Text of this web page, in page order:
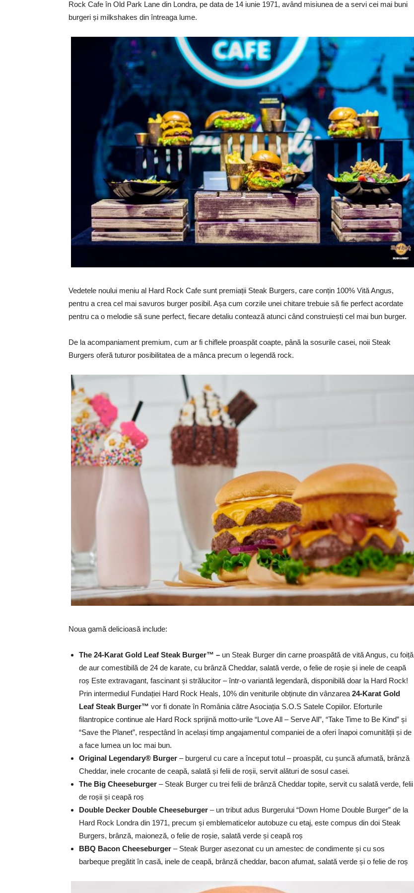
Rock Cafe în Old Park Lane din Londra, pe data de 14 iunie 1971, având misiunea de a servi cei mai buni
burgeri și milkshakes din întreaga lume.
Vedetele noului meniu al Hard Rock Cafe sunt premiații Steak Burgers, care conțin 100% Vită Angus,
pentru a crea cel mai savuros burger posibil. Așa cum corzile unei chitare trebuie să fie perfect acordate
pentru ca o melodie să sune perfect, fiecare detaliu contează atunci când construiești cel mai bun burger.
De la acompaniament premium, cum ar fi chiflele proaspăt coapte, până la sosurile casei, noii Steak
Burgers oferă tuturor posibilitatea de a mânca precum o legendă rock.
Noua gamă delicioasă include:
The 24-Karat Gold Leaf Steak Burger™ – un Steak Burger din carne proaspătă de vită Angus, cu foiță
de aur comestibilă de 24 de karate, cu brânză Cheddar, salată verde, o felie de roșie și inele de ceapă
roș Este extravagant, fascinant și strălucitor – într-o variantă legendară, disponibilă doar la Hard Rock!
Prin intermediul Fundației Hard Rock Heals, 10% din veniturile obținute din vânzarea 24-Karat Gold
Leaf Steak Burger™ vor fi donate în România către Asociația S.O.S Satele Copiilor. Eforturile
filantropice continue ale Hard Rock sprijină motto-urile “Love All – Serve All”, “Take Time to Be Kind” și
“Save the Planet”, respectând în același timp angajamentul companiei de a oferi înapoi comunității și de
a face lumea un loc mai bun.
Original Legendary® Burger – burgerul cu care a început totul – proaspăt, cu șuncă afumată, brânză
Cheddar, inele crocante de ceapă, salată și felii de roșii, servit alături de sosul casei.
The Big Cheeseburger – Steak Burger cu trei felii de brânză Cheddar topite, servit cu salată verde, felii
de roșii și ceapă roș
Double Decker Double Cheeseburger – un tribut adus Burgerului “Down Home Double Burger” de la
Hard Rock Londra din 1971, precum și emblematicelor autobuze cu etaj, este compus din doi Steak
Burgers, brânză, maioneză, o felie de roșie, salată verde și ceapă roș
BBQ Bacon Cheeseburger – Steak Burger asezonat cu un amestec de condimente și cu sos
barbeque pregătit în casă, inele de ceapă, brânză cheddar, bacon afumat, salată verde și o felie de roș